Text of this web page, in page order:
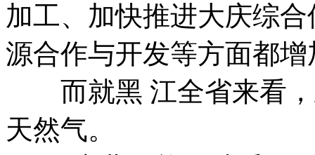
加工、加快推进大庆综
源合作与开发等方面都
而就黑 江全省来看，
天然气。